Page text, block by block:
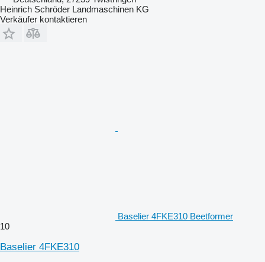
Heinrich Schröder Landmaschinen KG
Verkäufer kontaktieren
Baselier 4FKE310 Beetformer
10
Baselier 4FKE310